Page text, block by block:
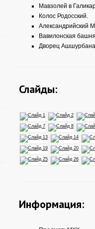
Мавзолей в
Колос Родосский.
Александрийский
Вавилонская
Дворец
Слайды:
Информация: